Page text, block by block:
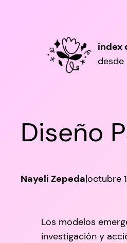
index
desde
Diseño
Nayeli Zepeda|octubre
Los modelos
investigación y